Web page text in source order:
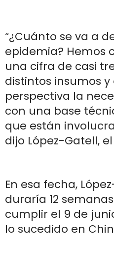
“¿Cuánto se va a
epidemia? Hemos
una cifra de casi
distintos insumos
perspectiva la
con una base
que están
dijo López-Gatell,
En esa fecha,
duraría 12
cumplir el 9 de
lo sucedido en